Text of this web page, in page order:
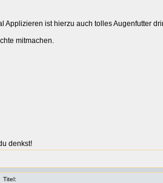
Applizieren ist hierzu auch tolles Augenfutter
mitmachen.
denkst!
Titel: